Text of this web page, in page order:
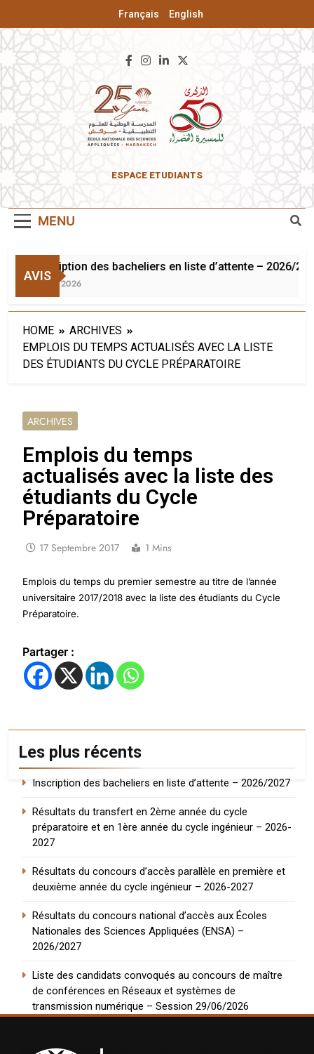
Français English
ENSA De
ESPACE ETUDIANTS
MENU
AVIS
Inscription des bacheliers en liste d’attente – 2026/
3 Août 2026
HOME
ARCHIVES
EMPLOIS DU TEMPS ACTUALISÉS AVEC LA LISTE
DES ÉTUDIANTS DU CYCLE PRÉPARATOIRE
ARCHIVES
Emplois du temps
actualisés avec la liste des
étudiants du Cycle
Préparatoire
17 Septembre 2017 1 Mins
Emplois du temps du premier semestre au titre de l’année
universitaire 2017/2018 avec la liste des étudiants du Cycle
Préparatoire.
Partager :
Les plus récents
Inscription des bacheliers en liste d’attente – 2026/2027
Résultats du transfert en 2ème année du cycle
préparatoire et en 1ère année du cycle ingénieur – 2026-
2027
Résultats du concours d’accès parallèle en première et
deuxième année du cycle ingénieur – 2026-2027
Résultats du concours national d’accès aux Écoles
Nationales des Sciences Appliquées (ENSA) –
2026/2027
Liste des candidats convoqués au concours de maître
de conférences en Réseaux et systèmes de
transmission numérique – Session 29/06/2026